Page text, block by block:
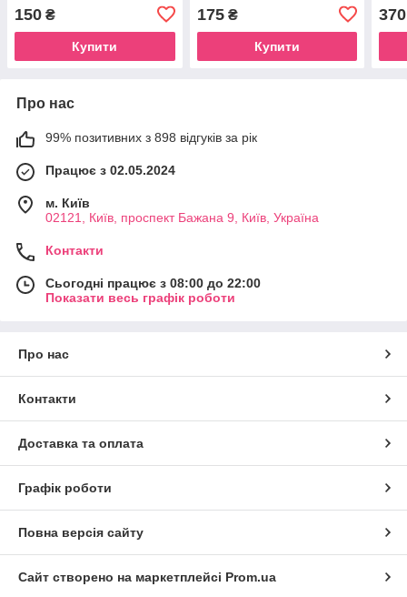
150 ₴
Купити
175₴
Купити
370
Про нас
99% позитивних з 898 відгуків за рік
Працює з 02.05.2024
м. Київ
02121, Київ, проспект Бажана 9, Київ, Україна
Контакти
Сьогодні працює з 08:00 до 22:00
Показати весь графік роботи
Про нас
Контакти
Доставка та оплата
Графік роботи
Повна версія сайту
Сайт створено на маркетплейсі Prom.ua